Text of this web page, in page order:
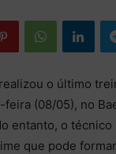
o último
(08/05), no
entanto, o
que pode